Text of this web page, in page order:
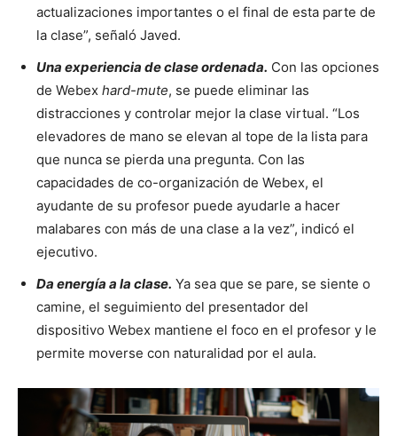
actualizaciones importantes o el final de esta parte de
la clase”, señaló Javed.
Una experiencia de clase ordenada. Con las opciones
de Webex hard-mute, se puede eliminar las
distracciones y controlar mejor la clase virtual. “Los
elevadores de mano se elevan al tope de la lista para
que nunca se pierda una pregunta. Con las
capacidades de co-organización de Webex, el
ayudante de su profesor puede ayudarle a hacer
malabares con más de una clase a la vez”, indicó el
ejecutivo.
Da energía a la clase. Ya sea que se pare, se siente o
camine, el seguimiento del presentador del
dispositivo Webex mantiene el foco en el profesor y le
permite moverse con naturalidad por el aula.